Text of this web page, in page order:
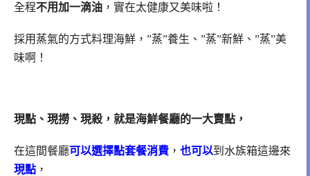
全程不用加一滴油 ，實在太健康又美味啦！
採用蒸氣的方式料理海鮮，”蒸”養生、”蒸”新鮮、”蒸”美
味啊！
現點、現撈、現殺，就是海鮮餐廳的一大賣點，
在這間餐廳可以選擇點套餐消費 ， 也可以到水族箱這邊來
現點 ，